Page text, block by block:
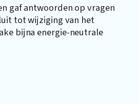
gaf antwoorden op vragen
tot wijziging van het
bijna energie-neutrale